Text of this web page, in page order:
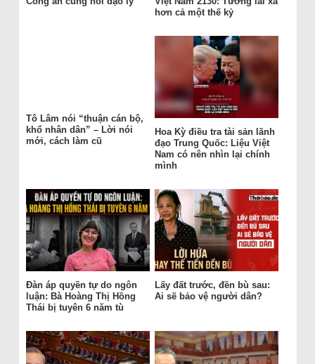
hơn cả một thế kỷ
Tô Lâm nói “thuận cán bộ,
khổ nhân dân” – Lời nói
mới, cách làm cũ
Hoa Kỳ điều tra tài sản lãnh
đạo Trung Quốc: Liệu Việt
Nam có nên nhìn lại chính
mình
Đàn áp quyền tự do ngôn
luận: Bà Hoàng Thị Hồng
Thái bị tuyên 6 năm tù
Lấy đất trước, đền bù sau:
Ai sẽ bảo vệ người dân?